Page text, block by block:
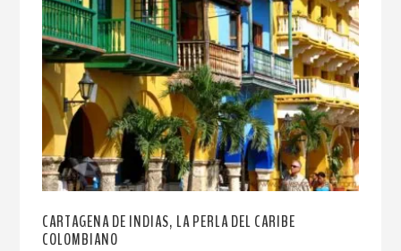
CARTAGENA DE INDIAS, LA PERLA DEL CARIBE
COLOMBIANO